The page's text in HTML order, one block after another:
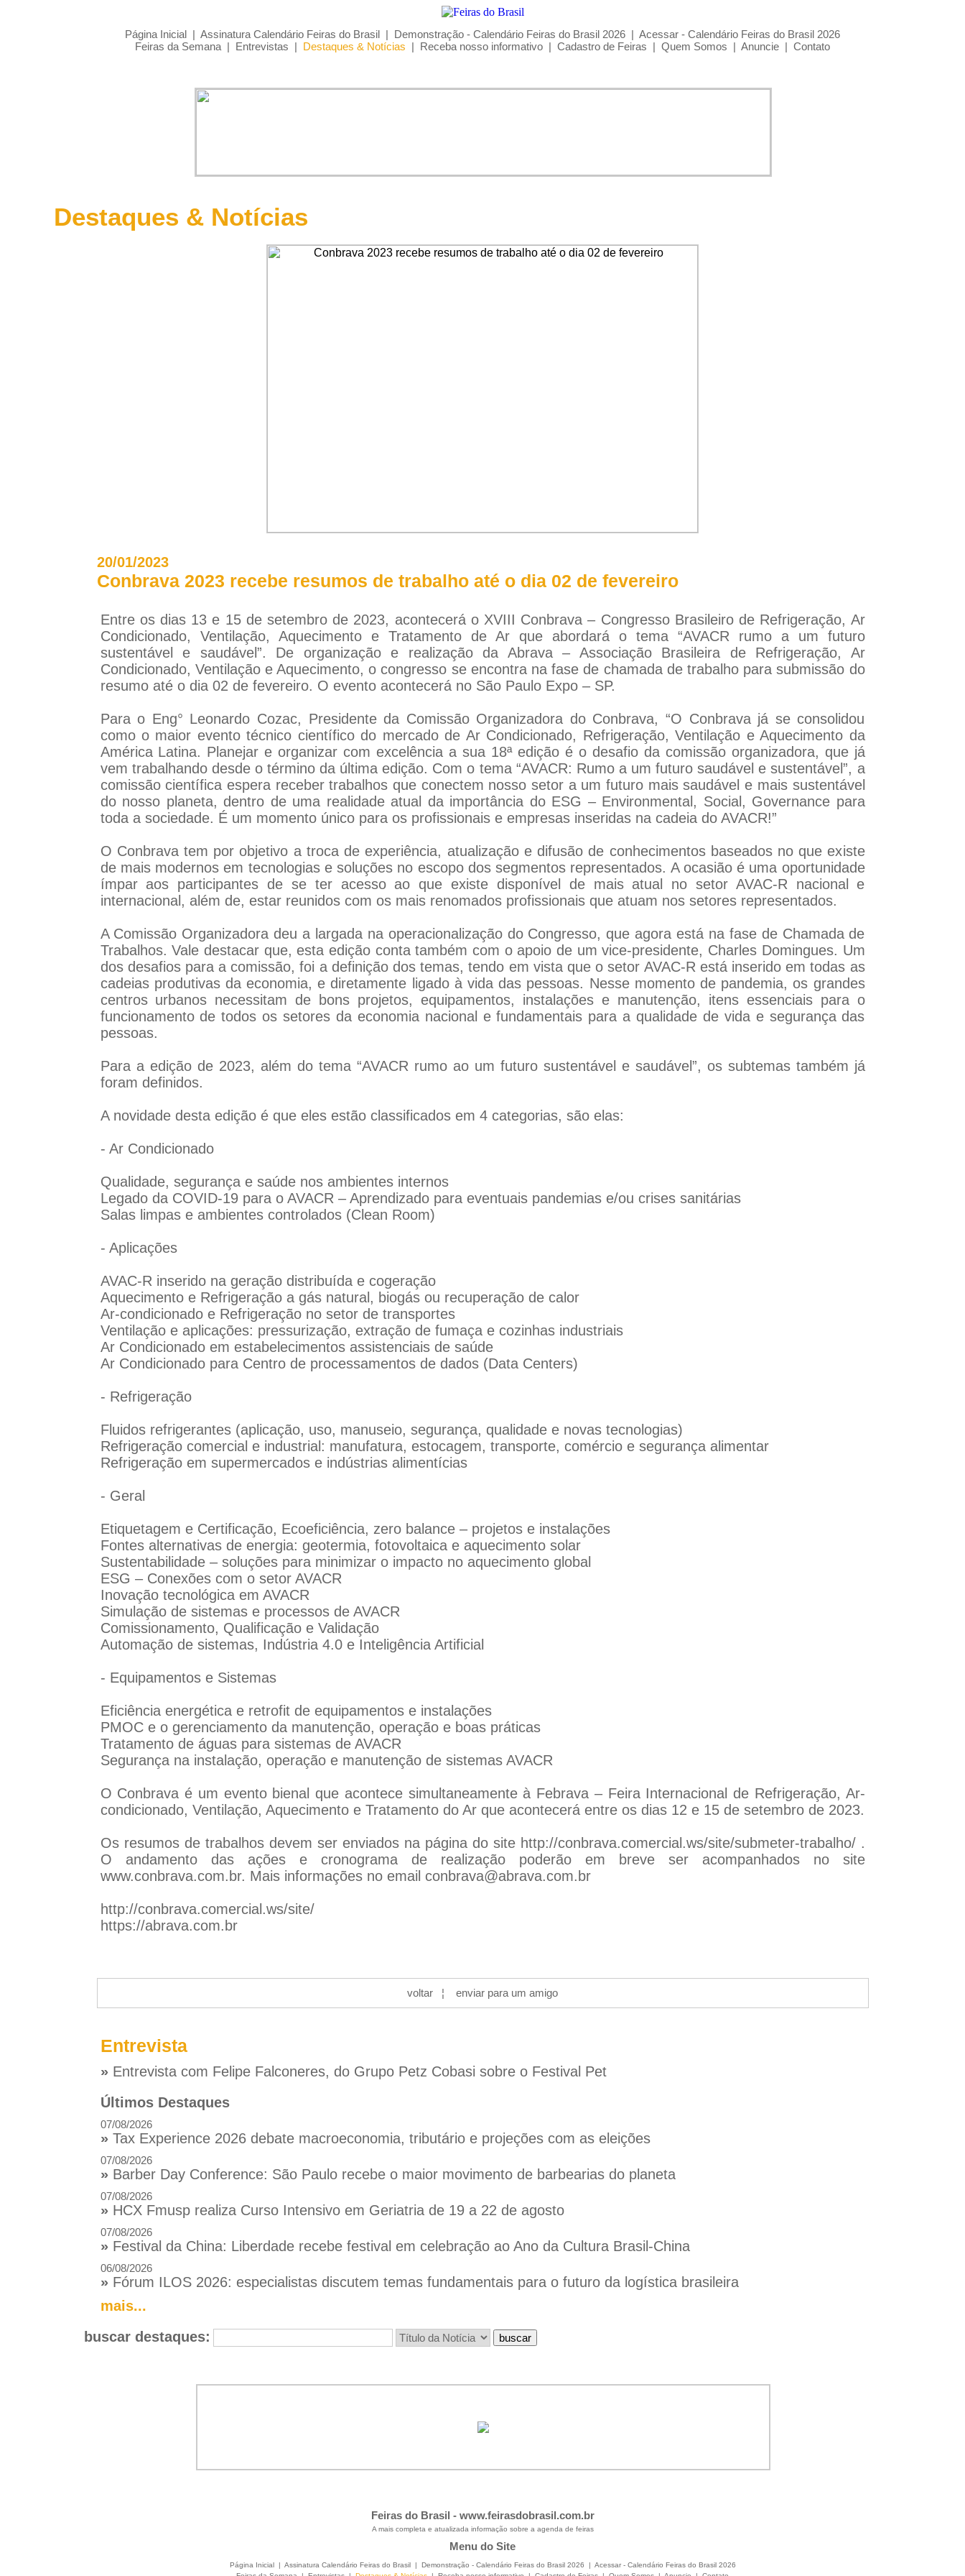
Página Inicial | Assinatura Calendário Feiras do Brasil | Demonstração - Calendário Feiras do Brasil 2026 | Acessar - Calendário Feiras do Brasil 2026
Feiras da Semana | Entrevistas | Destaques & Notícias | Receba nosso informativo | Cadastro de Feiras | Quem Somos | Anuncie | Contato
Destaques & Notícias
20/01/2023
Conbrava 2023 recebe resumos de trabalho até o dia 02 de fevereiro
Entre os dias 13 e 15 de setembro de 2023, acontecerá o XVIII Conbrava – Congresso Brasileiro de Refrigeração, Ar
Condicionado, Ventilação, Aquecimento e Tratamento de Ar que abordará o tema “AVACR rumo a um futuro
sustentável e saudável”. De organização e realização da Abrava – Associação Brasileira de Refrigeração, Ar
Condicionado, Ventilação e Aquecimento, o congresso se encontra na fase de chamada de trabalho para submissão do
resumo até o dia 02 de fevereiro. O evento acontecerá no São Paulo Expo – SP.
Para o Eng° Leonardo Cozac, Presidente da Comissão Organizadora do Conbrava, “O Conbrava já se consolidou
como o maior evento técnico científico do mercado de Ar Condicionado, Refrigeração, Ventilação e Aquecimento da
América Latina. Planejar e organizar com excelência a sua 18ª edição é o desafio da comissão organizadora, que já
vem trabalhando desde o término da última edição. Com o tema “AVACR: Rumo a um futuro saudável e sustentável”, a
comissão científica espera receber trabalhos que conectem nosso setor a um futuro mais saudável e mais sustentável
do nosso planeta, dentro de uma realidade atual da importância do ESG – Environmental, Social, Governance para
toda a sociedade. É um momento único para os profissionais e empresas inseridas na cadeia do AVACR!”
O Conbrava tem por objetivo a troca de experiência, atualização e difusão de conhecimentos baseados no que existe
de mais modernos em tecnologias e soluções no escopo dos segmentos representados. A ocasião é uma oportunidade
ímpar aos participantes de se ter acesso ao que existe disponível de mais atual no setor AVAC-R nacional e
internacional, além de, estar reunidos com os mais renomados profissionais que atuam nos setores representados.
A Comissão Organizadora deu a largada na operacionalização do Congresso, que agora está na fase de Chamada de
Trabalhos. Vale destacar que, esta edição conta também com o apoio de um vice-presidente, Charles Domingues. Um
dos desafios para a comissão, foi a definição dos temas, tendo em vista que o setor AVAC-R está inserido em todas as
cadeias produtivas da economia, e diretamente ligado à vida das pessoas. Nesse momento de pandemia, os grandes
centros urbanos necessitam de bons projetos, equipamentos, instalações e manutenção, itens essenciais para o
funcionamento de todos os setores da economia nacional e fundamentais para a qualidade de vida e segurança das
pessoas.
Para a edição de 2023, além do tema “AVACR rumo ao um futuro sustentável e saudável”, os subtemas também já
foram definidos.
A novidade desta edição é que eles estão classificados em 4 categorias, são elas:
- Ar Condicionado
Qualidade, segurança e saúde nos ambientes internos
Legado da COVID-19 para o AVACR – Aprendizado para eventuais pandemias e/ou crises sanitárias
Salas limpas e ambientes controlados (Clean Room)
- Aplicações
AVAC-R inserido na geração distribuída e cogeração
Aquecimento e Refrigeração a gás natural, biogás ou recuperação de calor
Ar-condicionado e Refrigeração no setor de transportes
Ventilação e aplicações: pressurização, extração de fumaça e cozinhas industriais
Ar Condicionado em estabelecimentos assistenciais de saúde
Ar Condicionado para Centro de processamentos de dados (Data Centers)
- Refrigeração
Fluidos refrigerantes (aplicação, uso, manuseio, segurança, qualidade e novas tecnologias)
Refrigeração comercial e industrial: manufatura, estocagem, transporte, comércio e segurança alimentar
Refrigeração em supermercados e indústrias alimentícias
- Geral
Etiquetagem e Certificação, Ecoeficiência, zero balance – projetos e instalações
Fontes alternativas de energia: geotermia, fotovoltaica e aquecimento solar
Sustentabilidade – soluções para minimizar o impacto no aquecimento global
ESG – Conexões com o setor AVACR
Inovação tecnológica em AVACR
Simulação de sistemas e processos de AVACR
Comissionamento, Qualificação e Validação
Automação de sistemas, Indústria 4.0 e Inteligência Artificial
- Equipamentos e Sistemas
Eficiência energética e retrofit de equipamentos e instalações
PMOC e o gerenciamento da manutenção, operação e boas práticas
Tratamento de águas para sistemas de AVACR
Segurança na instalação, operação e manutenção de sistemas AVACR
O Conbrava é um evento bienal que acontece simultaneamente à Febrava – Feira Internacional de Refrigeração, Ar-
condicionado, Ventilação, Aquecimento e Tratamento do Ar que acontecerá entre os dias 12 e 15 de setembro de 2023.
Os resumos de trabalhos devem ser enviados na página do site http://conbrava.comercial.ws/site/submeter-trabalho/.
O andamento das ações e cronograma de realização poderão em breve ser acompanhados no site
www.conbrava.com.br. Mais informações no email conbrava@abrava.com.br
http://conbrava.comercial.ws/site/
https://abrava.com.br
voltar ¦ enviar para um amigo
Entrevista
» Entrevista com Felipe Falconeres, do Grupo Petz Cobasi sobre o Festival Pet
Últimos Destaques
07/08/2026
» Tax Experience 2026 debate macroeconomia, tributário e projeções com as eleições
07/08/2026
» Barber Day Conference: São Paulo recebe o maior movimento de barbearias do planeta
07/08/2026
» HCX Fmusp realiza Curso Intensivo em Geriatria de 19 a 22 de agosto
07/08/2026
» Festival da China: Liberdade recebe festival em celebração ao Ano da Cultura Brasil-China
06/08/2026
» Fórum ILOS 2026: especialistas discutem temas fundamentais para o futuro da logística brasileira
mais...
buscar destaques:
Feiras do Brasil - www.feirasdobrasil.com.br
A mais completa e atualizada informação sobre a agenda de feiras
Menu do Site
Página Inicial | Assinatura Calendário Feiras do Brasil | Demonstração - Calendário Feiras do Brasil 2026 | Acessar - Calendário Feiras do Brasil 2026